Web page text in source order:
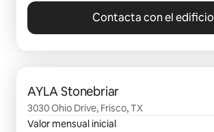
Contacta con el edificio
AYLA Stonebriar
3030 Ohio Drive, Frisco, TX
Valor mensual inicial